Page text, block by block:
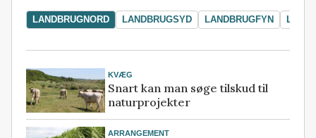
LANDBRUGNORD LANDBRUGSYD LANDBRUGFYN
KVÆG
Snart kan man søge tilskud til
naturprojekter
ARRANGEMENT